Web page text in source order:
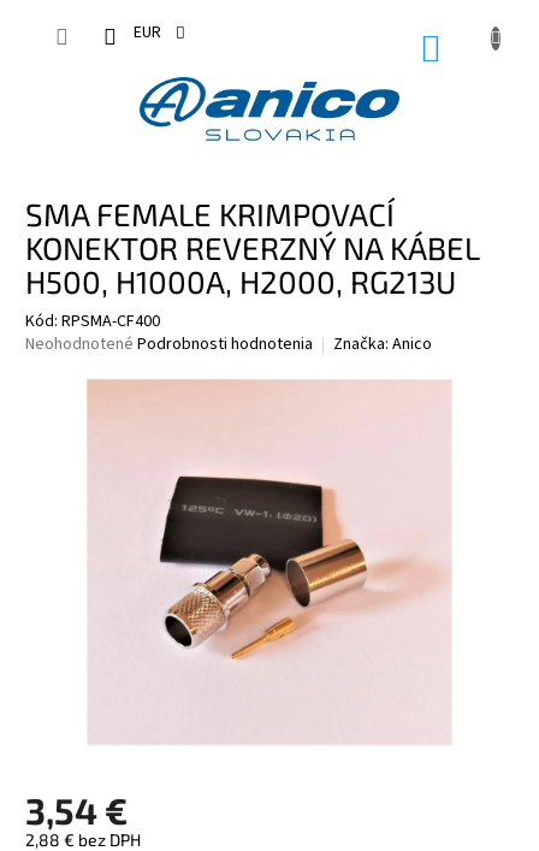
EUR
SMA FEMALE KRIMPOVACÍ
KONEKTOR REVERZNÝ NA KÁBEL
H500, H1000A, H2000, RG213U
Kód: RPSMA-CF400
Priemerné
Neohodnotené Podrobnosti hodnotenia Značka: Anico
3,54 €
2,88 € bez DPH